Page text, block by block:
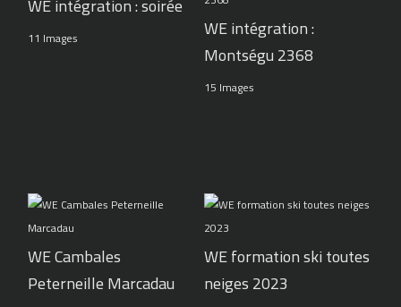
WE intégration : soirée
11 Images
WE intégration :
Montségu 2368
15 Images
WE Cambales
Peterneille Marcadau
WE formation ski toutes
neiges 2023